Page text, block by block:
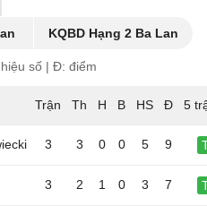
KQBD Hạng 2 Ba Lan
số | Đ: điểm
5
3 3 0 0 5 9
3 2 1 0 3 7